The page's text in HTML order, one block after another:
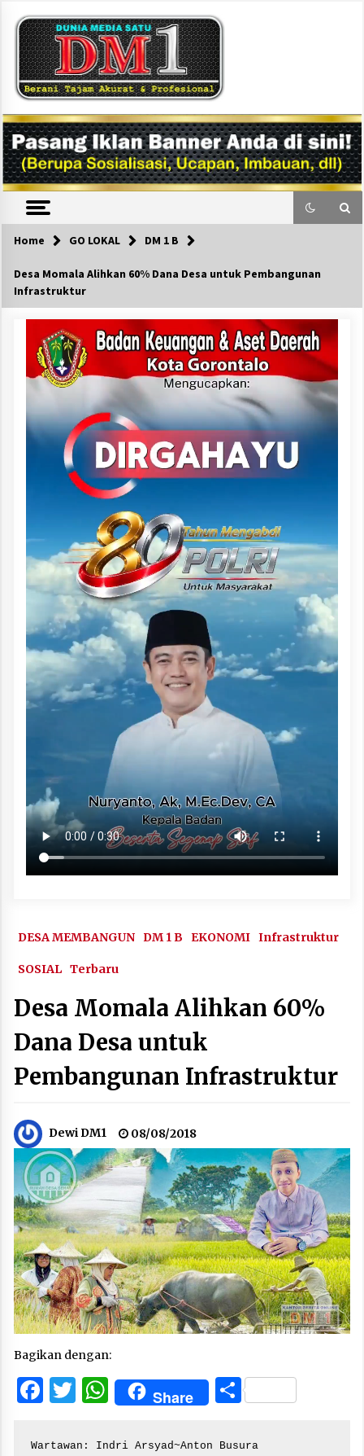
content
DM1
Home GO LOKAL DM 1 B
Desa Momala Alihkan 60% Dana Desa untuk Pembangunan
Infrastruktur
DESA MEMBANGUN DM 1 B EKONOMI Infrastruktur
SOSIAL Terbaru
Desa Momala Alihkan 60%
Dana Desa untuk
Pembangunan Infrastruktur
Dewi DM1 08/08/2018
Bagikan dengan:
Facebook
Twitter
WhatsApp
Share Share
Wartawan: Indri Arsyad~Anton Busura